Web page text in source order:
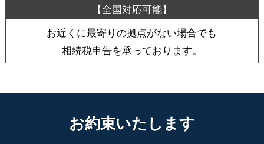
お近くに最寄りの拠点がない場合でも
相続税申告を承っております。
お約束いたします